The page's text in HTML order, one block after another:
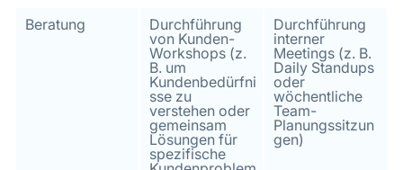
Beratung
Durchführung
von Kunden-
Workshops (z.
B. um
Kundenbedürfni
sse zu
verstehen oder
gemeinsam
Lösungen für
spezifische
Durchführung
interner
Meetings (z. B.
Daily Standups
oder
wöchentliche
Team-
Planungssitzun
gen)